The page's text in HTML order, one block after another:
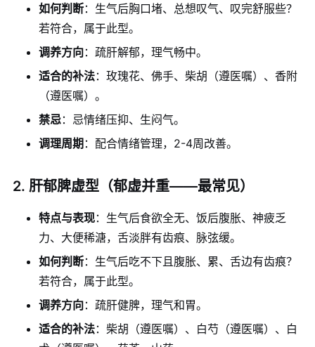
如何判断：生气后胸口堵、总想叹气、叹完舒服些？
若符合，属于此型。
调养方向：疏肝解郁，理气畅中。
适合的补法：玫瑰花、佛手、柴胡（遵医嘱）、香附
（遵医嘱）。
禁忌：忌情绪压抑、生闷气。
调理周期：配合情绪管理，2-4周改善。
2. 肝郁脾虚型（郁虚并重——最常见）
特点与表现：生气后食欲全无、饭后腹胀、神疲乏
力、大便稀溏，舌淡胖有齿痕、脉弦缓。
如何判断：生气后吃不下且腹胀、累、舌边有齿痕？
若符合，属于此型。
调养方向：疏肝健脾，理气和胃。
适合的补法：柴胡（遵医嘱）、白芍（遵医嘱）、白